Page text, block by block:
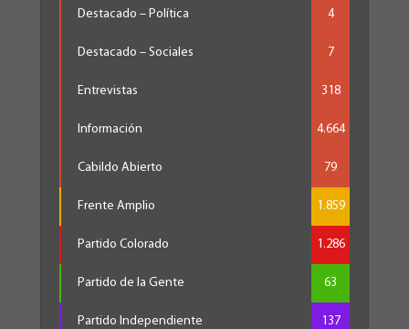
Destacado – Política 4
Destacado – Sociales 7
Entrevistas 318
Información 4.664
Cabildo Abierto 79
Frente Amplio 1.859
Partido Colorado 1.286
Partido de la Gente 63
Partido Independiente 137